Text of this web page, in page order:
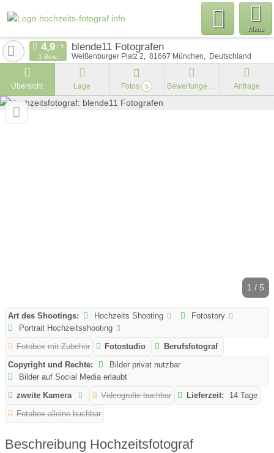
Menu
blende11 Fotografen
Weißenburger Platz 2 81667 München Deutschland
1 Bew.
Übersicht Lage Fotos 5 Bewertungen Anfrage
1 / 5
Art des Shootings: Hochzeits Shooting
Fotostory
Portrait Hochzeitsshooting
Fotobox mit Zubehör
Fotostudio
Berufsfotograf
Copyright und Rechte:
Bilder privat nutzbar
Bilder auf Social Media erlaubt
zweite Kamera
Videografie buchbar Lieferzeit:
14 Tage
Fotobox alleine buchbar
Beschreibung Hochzeitsfotograf